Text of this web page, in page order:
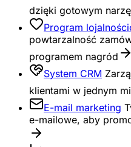
dzięki gotowym
Program
powtarzalność
programem nagród
System CRM
klientami w jednym
E-mail marketing
e-mailowe, aby